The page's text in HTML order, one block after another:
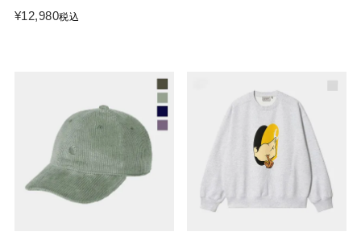
¥12,980税込